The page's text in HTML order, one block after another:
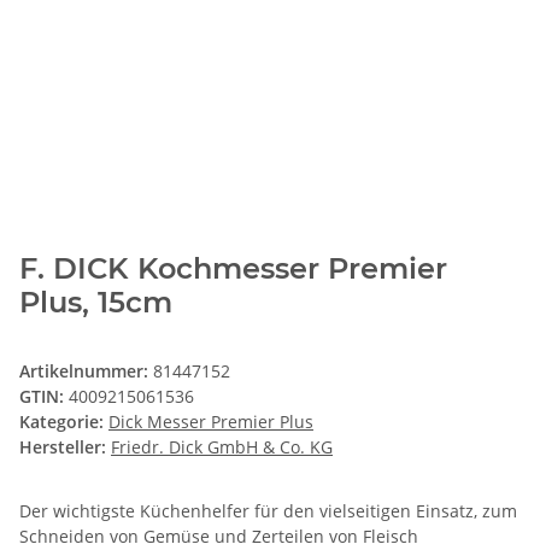
F. DICK Kochmesser Premier
Plus, 15cm
Artikelnummer: 81447152
GTIN: 4009215061536
Kategorie: Dick Messer Premier Plus
Hersteller: Friedr. Dick GmbH & Co. KG
Der wichtigste Küchenhelfer für den vielseitigen Einsatz, zum
Schneiden von Gemüse und Zerteilen von Fleisch